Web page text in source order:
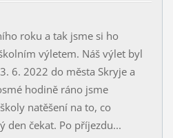
roku a tak jsme si ho
výletem. Náš výlet byl
6. 2022 do města Skryje a
hodině ráno jsme
natěšení na to, co
den čekat. Po příjezdu...